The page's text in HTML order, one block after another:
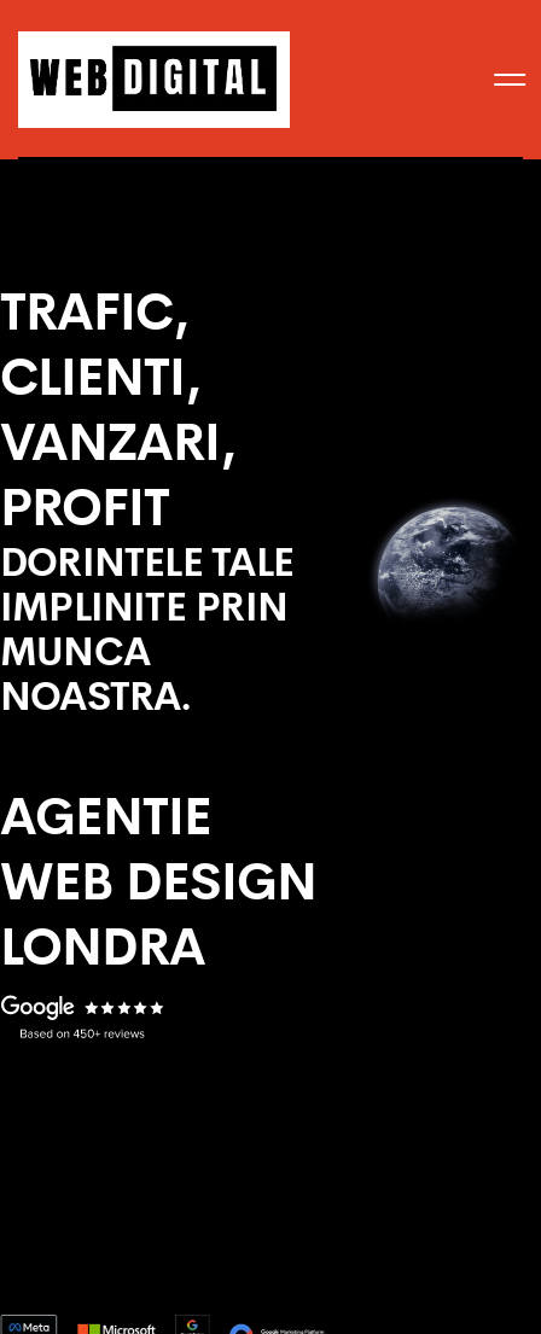
TRAFIC,
CLIENTI,
VANZARI,
PROFIT
DORINTELE TALE
IMPLINITE PRIN
MUNCA
NOASTRA.
AGENTIE
WEB DESIGN
LONDRA